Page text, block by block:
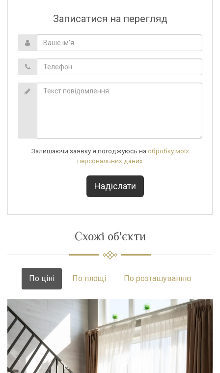
Записатися на перегляд
Залишаючи заявку я погоджуюсь на обробку моїх
персональних даних
Схожі об'єкти
По ціні По площі По розташуванню